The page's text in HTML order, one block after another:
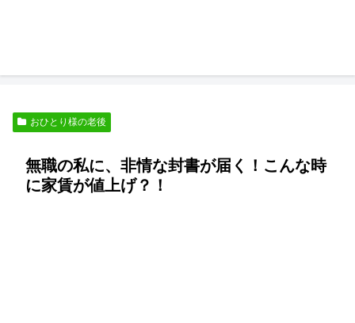
おひとり様の老後
無職の私に、非情な封書が届く！こんな時
に家賃が値上げ？！